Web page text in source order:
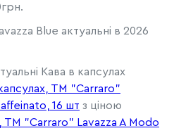
Blue актуальні в 2026
Кава в капсулах
TM "Carraro"
16 шт з ціною
TM "Carraro" Lavazza A Modo